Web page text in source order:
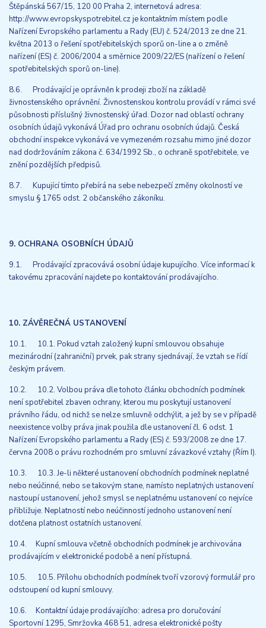
Štěpánská 567/15, 120 00 Praha 2, internetová adresa:
http://www.evropskyspotrebitel.cz je kontaktním místem podle
Nařízení Evropského parlamentu a Rady (EU) č. 524/2013 ze dne 21.
května 2013 o řešení spotřebitelských sporů on-line a o změně
nařízení (ES) č. 2006/2004 a směrnice 2009/22/ES (nařízení o řešení
spotřebitelských sporů on-line).
8.6. Prodávající je oprávněn k prodeji zboží na základě
živnostenského oprávnění. Živnostenskou kontrolu provádí v rámci své
působnosti příslušný živnostenský úřad. Dozor nad oblastí ochrany
osobních údajů vykonává Úřad pro ochranu osobních údajů. Česká
obchodní inspekce vykonává ve vymezeném rozsahu mimo jiné dozor
nad dodržováním zákona č. 634/1992 Sb., o ochraně spotřebitele, ve
znění pozdějších předpisů.
8.7. Kupující tímto přebírá na sebe nebezpečí změny okolností ve
smyslu § 1765 odst. 2 občanského zákoníku.
9. OCHRANA OSOBNÍCH ÚDAJŮ
9.1. Prodávající zpracovává osobní údaje kupujícího. Více informací k
takovému zpracování najdete po kontaktování prodávajícího.
10. ZÁVĚREČNÁ USTANOVENÍ
10.1. 10.1. Pokud vztah založený kupní smlouvou obsahuje
mezinárodní (zahraniční) prvek, pak strany sjednávají, že vztah se řídí
českým právem.
10.2. 10.2. Volbou práva dle tohoto článku obchodních podmínek
není spotřebitel zbaven ochrany, kterou mu poskytují ustanovení
právního řádu, od nichž se nelze smluvně odchýlit, a jež by se v případě
neexistence volby práva jinak použila dle ustanovení čl. 6 odst. 1
Nařízení Evropského parlamentu a Rady (ES) č. 593/2008 ze dne 17.
června 2008 o právu rozhodném pro smluvní závazkové vztahy (Řím I).
10.3. 10.3. Je-li některé ustanovení obchodních podmínek neplatné
nebo neúčinné, nebo se takovým stane, namísto neplatných ustanovení
nastoupí ustanovení, jehož smysl se neplatnému ustanovení co nejvíce
přibližuje. Neplatností nebo neúčinností jednoho ustanovení není
dotčena platnost ostatních ustanovení.
10.4. Kupní smlouva včetně obchodních podmínek je archivována
prodávajícím v elektronické podobě a není přístupná.
10.5. 10.5. Přílohu obchodních podmínek tvoří vzorový formulář pro
odstoupení od kupní smlouvy.
10.6. Kontaktní údaje prodávajícího: adresa pro doručování
Sportovní 1295, Smržovka 468 51, adresa elektronické pošty